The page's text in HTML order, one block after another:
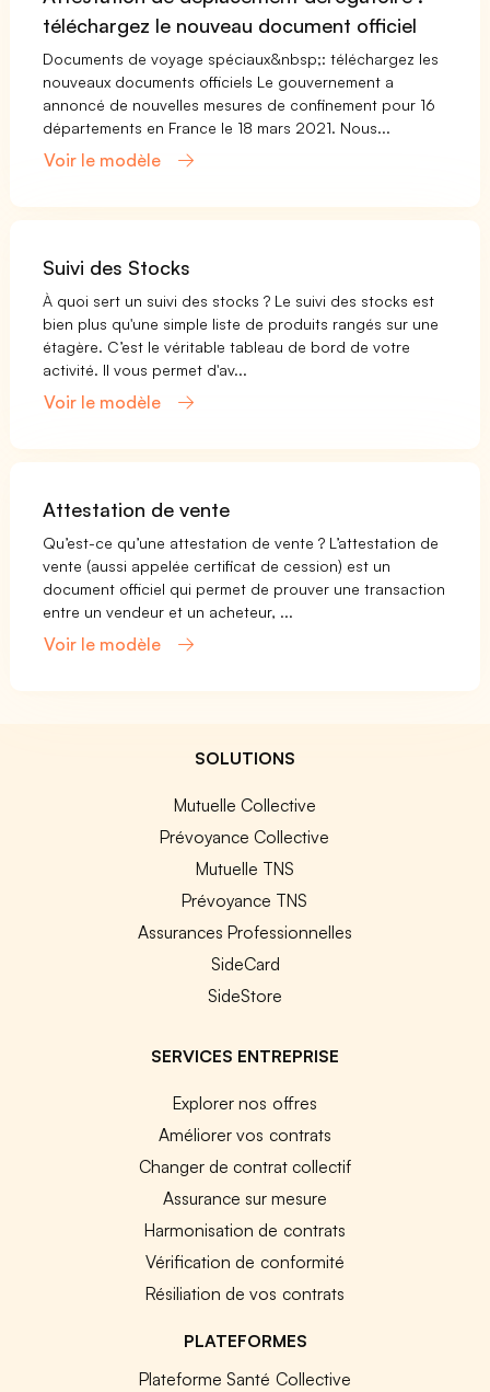
téléchargez le nouveau document officiel
Documents de voyage spéciaux&nbsp;: téléchargez les
nouveaux documents officiels Le gouvernement a
annoncé de nouvelles mesures de confinement pour 16
départements en France le 18 mars 2021. Nous...
Voir le modèle
Suivi des Stocks
À quoi sert un suivi des stocks ? Le suivi des stocks est
bien plus qu'une simple liste de produits rangés sur une
étagère. C’est le véritable tableau de bord de votre
activité. Il vous permet d'av...
Voir le modèle
Attestation de vente
Qu’est-ce qu’une attestation de vente ? L’attestation de
vente (aussi appelée certificat de cession) est un
document officiel qui permet de prouver une transaction
entre un vendeur et un acheteur, ...
Voir le modèle
SOLUTIONS
Mutuelle Collective
Prévoyance Collective
Mutuelle TNS
Prévoyance TNS
Assurances Professionnelles
SideCard
SideStore
SERVICES ENTREPRISE
Explorer nos offres
Améliorer vos contrats
Changer de contrat collectif
Assurance sur mesure
Harmonisation de contrats
Vérification de conformité
Résiliation de vos contrats
PLATEFORMES
Plateforme Santé Collective